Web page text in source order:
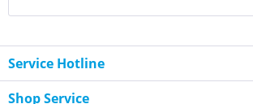
Service Hotline
Shop Service